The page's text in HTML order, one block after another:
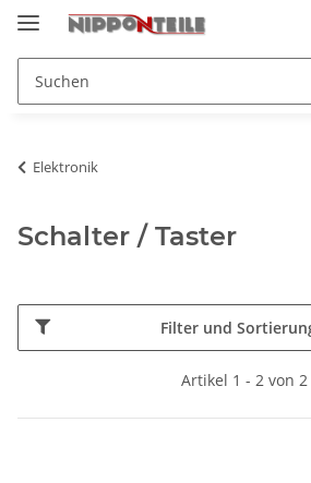
Elektronik
Schalter / Taster
Filter und
Artikel 1 - 2 von 2